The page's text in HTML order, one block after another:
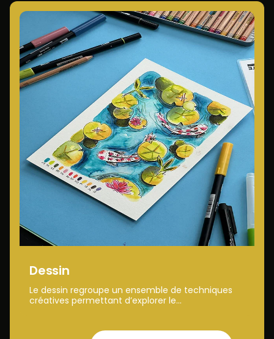
Dessin
Le dessin regroupe un ensemble de techniques
créatives permettant d’explorer le...